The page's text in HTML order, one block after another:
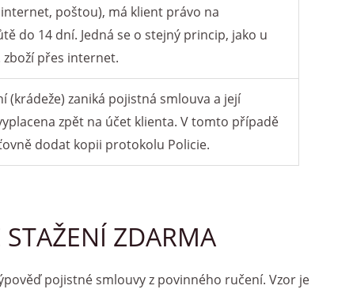
poštou), má klient právo na
do 14 dní. Jedná se o stejný princip, jako u
přes internet.
(krádeže) zaniká pojistná smlouva a její
zpět na účet klienta. V tomto případě
dodat kopii protokolu Policie.
STAŽENÍ ZDARMA
pojistné smlouvy z povinného ručení. Vzor je